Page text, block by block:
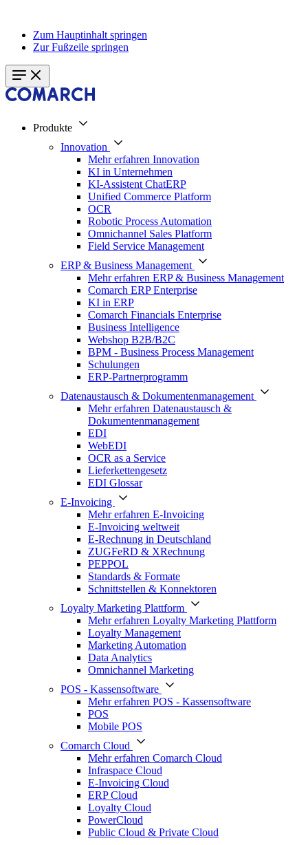
Zum Hauptinhalt springen
Zur Fußzeile springen
Produkte
Innovation
Mehr erfahren Innovation
KI in Unternehmen
KI-Assistent ChatERP
Unified Commerce Platform
OCR
Robotic Process Automation
Omnichannel Sales Platform
Field Service Management
ERP & Business Management
Mehr erfahren ERP & Business Management
Comarch ERP Enterprise
KI in ERP
Comarch Financials Enterprise
Business Intelligence
Webshop B2B/B2C
BPM - Business Process Management
Schulungen
ERP-Partnerprogramm
Datenaustausch & Dokumentenmanagement
Mehr erfahren Datenaustausch &
Dokumentenmanagement
EDI
WebEDI
OCR as a Service
Lieferkettengesetz
EDI Glossar
E-Invoicing
Mehr erfahren E-Invoicing
E-Invoicing weltweit
E-Rechnung in Deutschland
ZUGFeRD & XRechnung
PEPPOL
Standards & Formate
Schnittstellen & Konnektoren
Loyalty Marketing Plattform
Mehr erfahren Loyalty Marketing Plattform
Loyalty Management
Marketing Automation
Data Analytics
Omnichannel Marketing
POS - Kassensoftware
Mehr erfahren POS - Kassensoftware
POS
Mobile POS
Comarch Cloud
Mehr erfahren Comarch Cloud
Infraspace Cloud
E-Invoicing Cloud
ERP Cloud
Loyalty Cloud
PowerCloud
Public Cloud & Private Cloud